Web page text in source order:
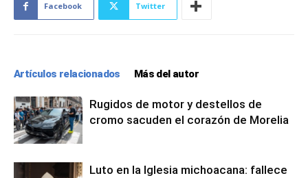
Facebook Twitter
Artículos relacionados Más del autor
Rugidos de motor y destellos de
cromo sacuden el corazón de Morelia
Luto en la Iglesia michoacana: fallece